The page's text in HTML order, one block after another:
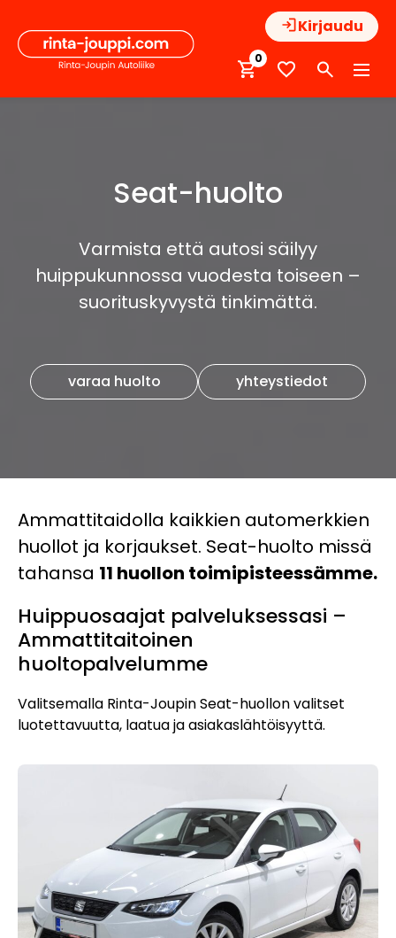
sisältöön
Kirjaudu
0
Seat-huolto
Varmista että autosi säilyy
huippukunnossa vuodesta toiseen –
suorituskyvystä tinkimättä.
varaa huolto yhteystiedot
Ammattitaidolla kaikkien automerkkien
huollot ja korjaukset. Seat-huolto missä
tahansa 11 huollon toimipisteessämme.
Huippuosaajat palveluksessasi –
Ammattitaitoinen
huoltopalvelumme
Valitsemalla Rinta-Joupin Seat-huollon valitset
luotettavuutta, laatua ja asiakaslähtöisyyttä.